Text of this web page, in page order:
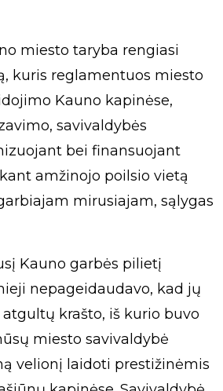
miesto taryba rengiasi
kuris reglamentuos miesto
Kauno kapinėse,
savivaldybės
bei finansuojant
amžinojo poilsio vietą
mirusiajam, sąlygas
Kauno garbės pilietį
nepageidaudavo, kad jų
krašto, iš kurio buvo
miesto savivaldybė
velionį laidoti prestižinėmis